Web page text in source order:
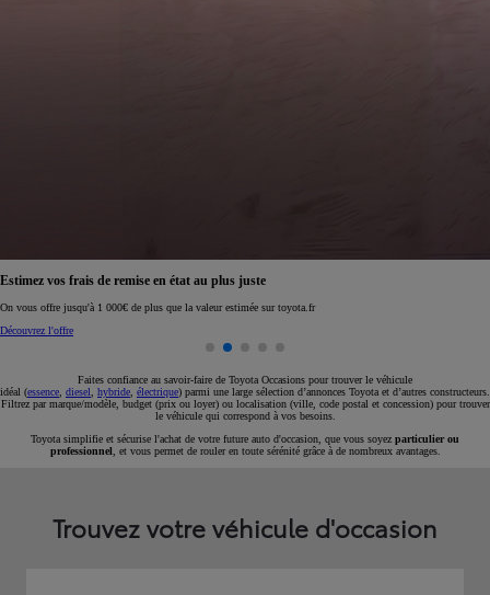
Réservez en ligne votre occasion pour 1€ seulement
Réservez en ligne
Faites confiance au savoir-faire de Toyota Occasions pour trouver le véhicule
idéal (essence diesel hybride électrique) parmi une large sélection d’annonces Toyota et d’autres constructeurs.
Filtrez par marque/modèle, budget (prix ou loyer) ou localisation (ville, code postal et concession) pour trouver
le véhicule qui correspond à vos besoins.
Toyota simplifie et sécurise l'achat de votre future auto d'occasion, que vous soyez particulier ou
professionnel , et vous permet de rouler en toute sérénité grâce à de nombreux avantages.
Trouvez votre véhicule d'occasion